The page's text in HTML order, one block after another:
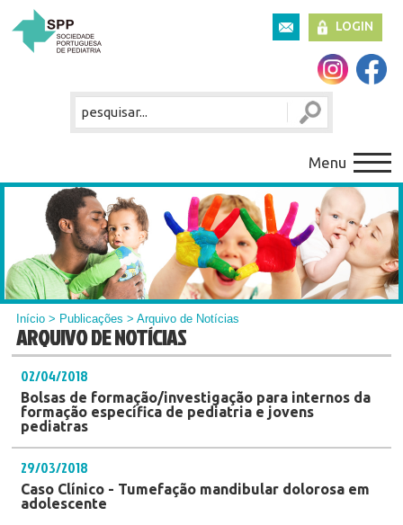
LOGIN
Menu
Início > Publicações > Arquivo de Notícias
ARQUIVO DE NOTÍCIAS
02/04/2018
Bolsas de formação/investigação para internos da
formação específica de pediatria e jovens
pediatras
29/03/2018
Caso Clínico - Tumefação mandibular dolorosa em
adolescente